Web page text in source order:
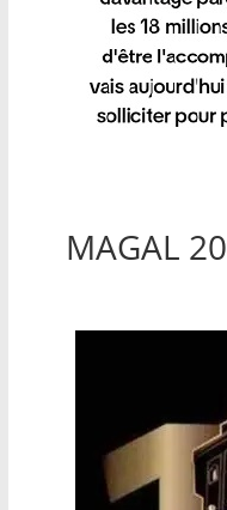
MAGAL